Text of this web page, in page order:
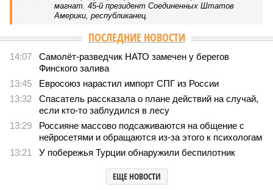
Монополия вкладывалась-вкладывалась в Армению и
довкладывалась
Монополия вкладывалась-вкладывалась в Армению и довкладывалась
Премьер закавказской республики Никол Пашинян заявил, что
его страна может потребовать у Москвы до 2 млрд долларов
ежегодно за аренду Южно-Кавказской железной дороги (ЮКЖД).
В настоящий момент та эксплуатируется «дочкой» ОАО «РЖД»,
причём исключительно за российский счёт. И в